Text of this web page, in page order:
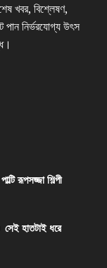
খবর, বিশ্লেষণ,
পান নির্ভরযোগ্য উৎস
রূপসজ্জা শিল্পী
হাতটাই ধরে